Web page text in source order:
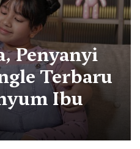
Penyanyi
Terbaru
Ibu